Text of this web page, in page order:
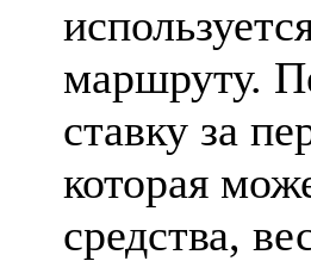
маршруту.
ставку за
которая
средства,